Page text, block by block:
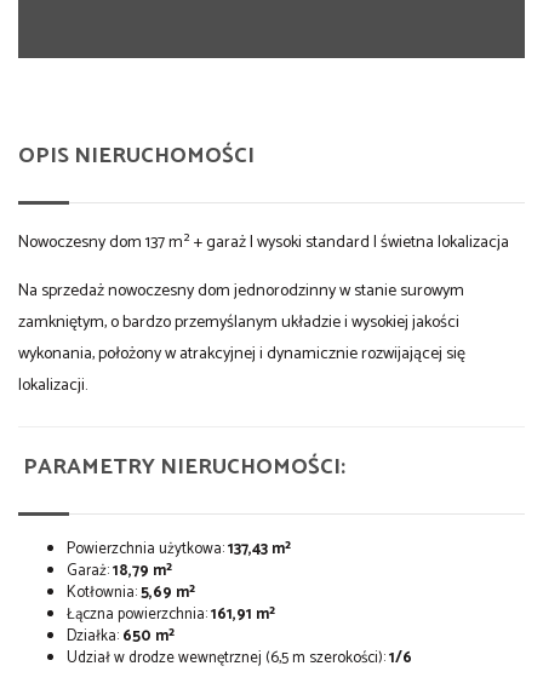
OPIS NIERUCHOMOŚCI
Nowoczesny dom 137 m² + garaż | wysoki standard | świetna lokalizacja
Na sprzedaż nowoczesny dom jednorodzinny w stanie surowym
zamkniętym, o bardzo przemyślanym układzie i wysokiej jakości
wykonania, położony w atrakcyjnej i dynamicznie rozwijającej się
lokalizacji.
PARAMETRY NIERUCHOMOŚCI:
Powierzchnia użytkowa:137,43 m²
Garaż:18,79 m²
Kotłownia:5,69 m²
Łączna powierzchnia:161,91 m²
Działka:650 m²
Udział w drodze wewnętrznej (6,5 m szerokości):1/6